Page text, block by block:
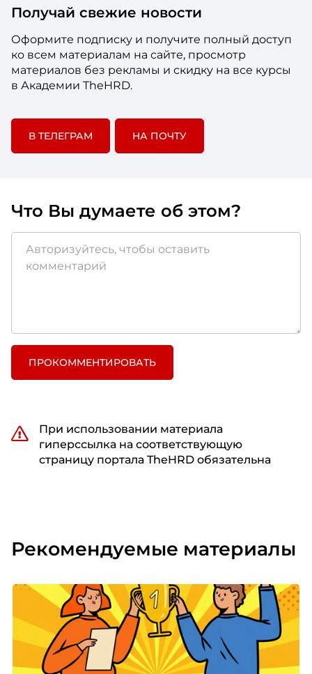
Получай свежие новости
Оформите подписку и получите полный доступ
ко всем материалам на сайте, просмотр
материалов без рекламы и скидку на все курсы
в Академии TheHRD.
В ТЕЛЕГРАМ НА ПОЧТУ
Что Вы думаете об этом?
ПРОКОММЕНТИРОВАТЬ
При использовании материала
гиперссылка на соответствующую
страницу портала TheHRD обязательна
Рекомендуемые материалы